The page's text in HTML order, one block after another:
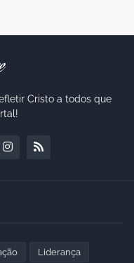
Cristo a todos que
Liderança